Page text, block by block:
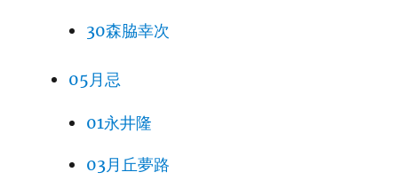
30森脇幸次
05月忌
01永井隆
03月丘夢路